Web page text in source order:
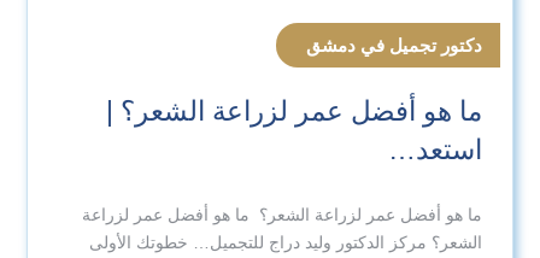
دكتور تجميل في دمشق
ما هو أفضل عمر لزراعة الشعر؟ |
استعد…
ما هو أفضل عمر لزراعة الشعر؟ ما هو أفضل عمر لزراعة
الشعر؟ مركز الدكتور وليد دراج للتجميل… خطوتك الأولى